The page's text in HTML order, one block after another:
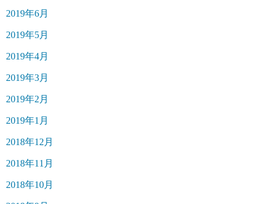
2019年6月
2019年5月
2019年4月
2019年3月
2019年2月
2019年1月
2018年12月
2018年11月
2018年10月